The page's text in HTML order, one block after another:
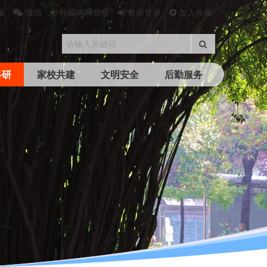
微信 校园内网登录 教师登录 加入收藏
家校共建 文明安全 后勤服务